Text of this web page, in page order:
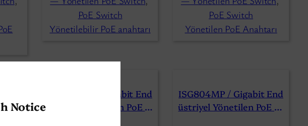
PoE Switch
Yönetilebilir PoE anahtarı
PoE Switch
Yönetilen PoE Anahtarı
En
ISG402MP / Gigabit End
Üstriyel Yönetilen PoE A
ISG804MP / Gigabit End
Üstriyel Yönetilen PoE Et
Notice